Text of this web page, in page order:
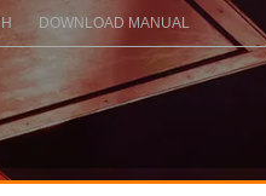
DOWNLOAD MANUAL